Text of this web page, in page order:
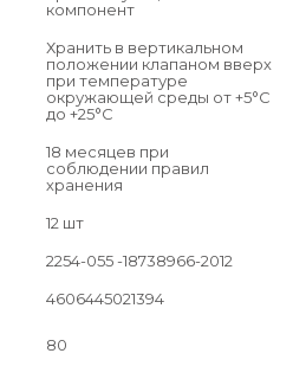
выход пены с быстрым периодом
от +5°С до +35°С, при это
должна превышать 50%;
пены в условиях
на протяжении десяти часов;
поверхность необходимо
компонент
Хранить в вертикальном
положении клапаном вверх
при температуре
окружающей среды от +5°С
до +25°C
18 месяцев при
соблюдении правил
хранения
12 шт
2254-055 -18738966-2012
4606445021394
80